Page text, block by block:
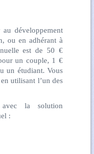
au développement
ou en adhérant à
est de 50 €
un couple, 1 €
un étudiant. Vous
utilisant l’un des
la solution
: